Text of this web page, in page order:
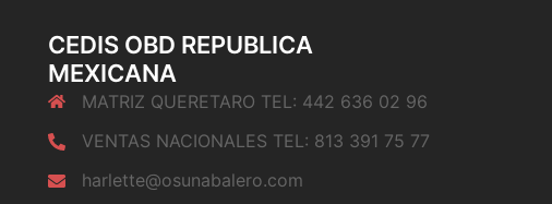
CEDIS OBD REPUBLICA
MEXICANA
MATRIZ QUERETARO TEL: 442 636 02 96
VENTAS NACIONALES TEL: 813 391 75 77
harlette@osunabalero.com